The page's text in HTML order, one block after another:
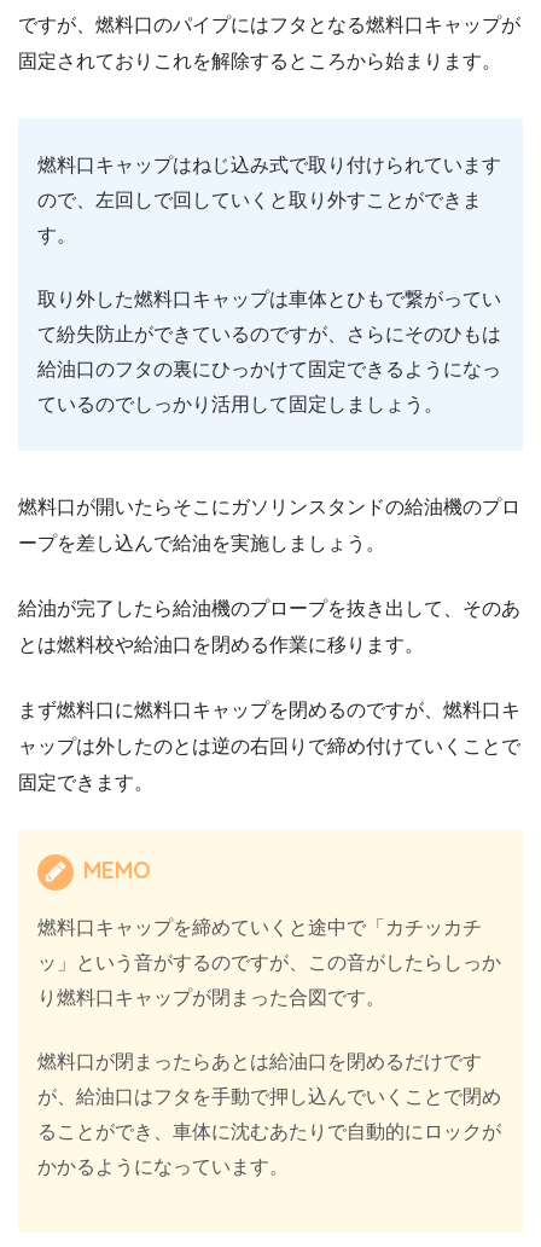
ですが、燃料口のパイプにはフタとなる燃料口キャップが
固定されておりこれを解除するところから始まります。
燃料口キャップはねじ込み式で取り付けられています
ので、左回しで回していくと取り外すことができま
す。
取り外した燃料口キャップは車体とひもで繋がってい
て紛失防止ができているのですが、さらにそのひもは
給油口のフタの裏にひっかけて固定できるようになっ
ているのでしっかり活用して固定しましょう。
燃料口が開いたらそこにガソリンスタンドの給油機のプロ
ープを差し込んで給油を実施しましょう。
給油が完了したら給油機のプロープを抜き出して、そのあ
とは燃料校や給油口を閉める作業に移ります。
まず燃料口に燃料口キャップを閉めるのですが、燃料口キ
ャップは外したのとは逆の右回りで締め付けていくことで
固定できます。
MEMO
燃料口キャップを締めていくと途中で「カチッカチ
ッ」という音がするのですが、この音がしたらしっか
り燃料口キャップが閉まった合図です。
燃料口が閉まったらあとは給油口を閉めるだけです
が、給油口はフタを手動で押し込んでいくことで閉め
ることができ、車体に沈むあたりで自動的にロックが
かかるようになっています。